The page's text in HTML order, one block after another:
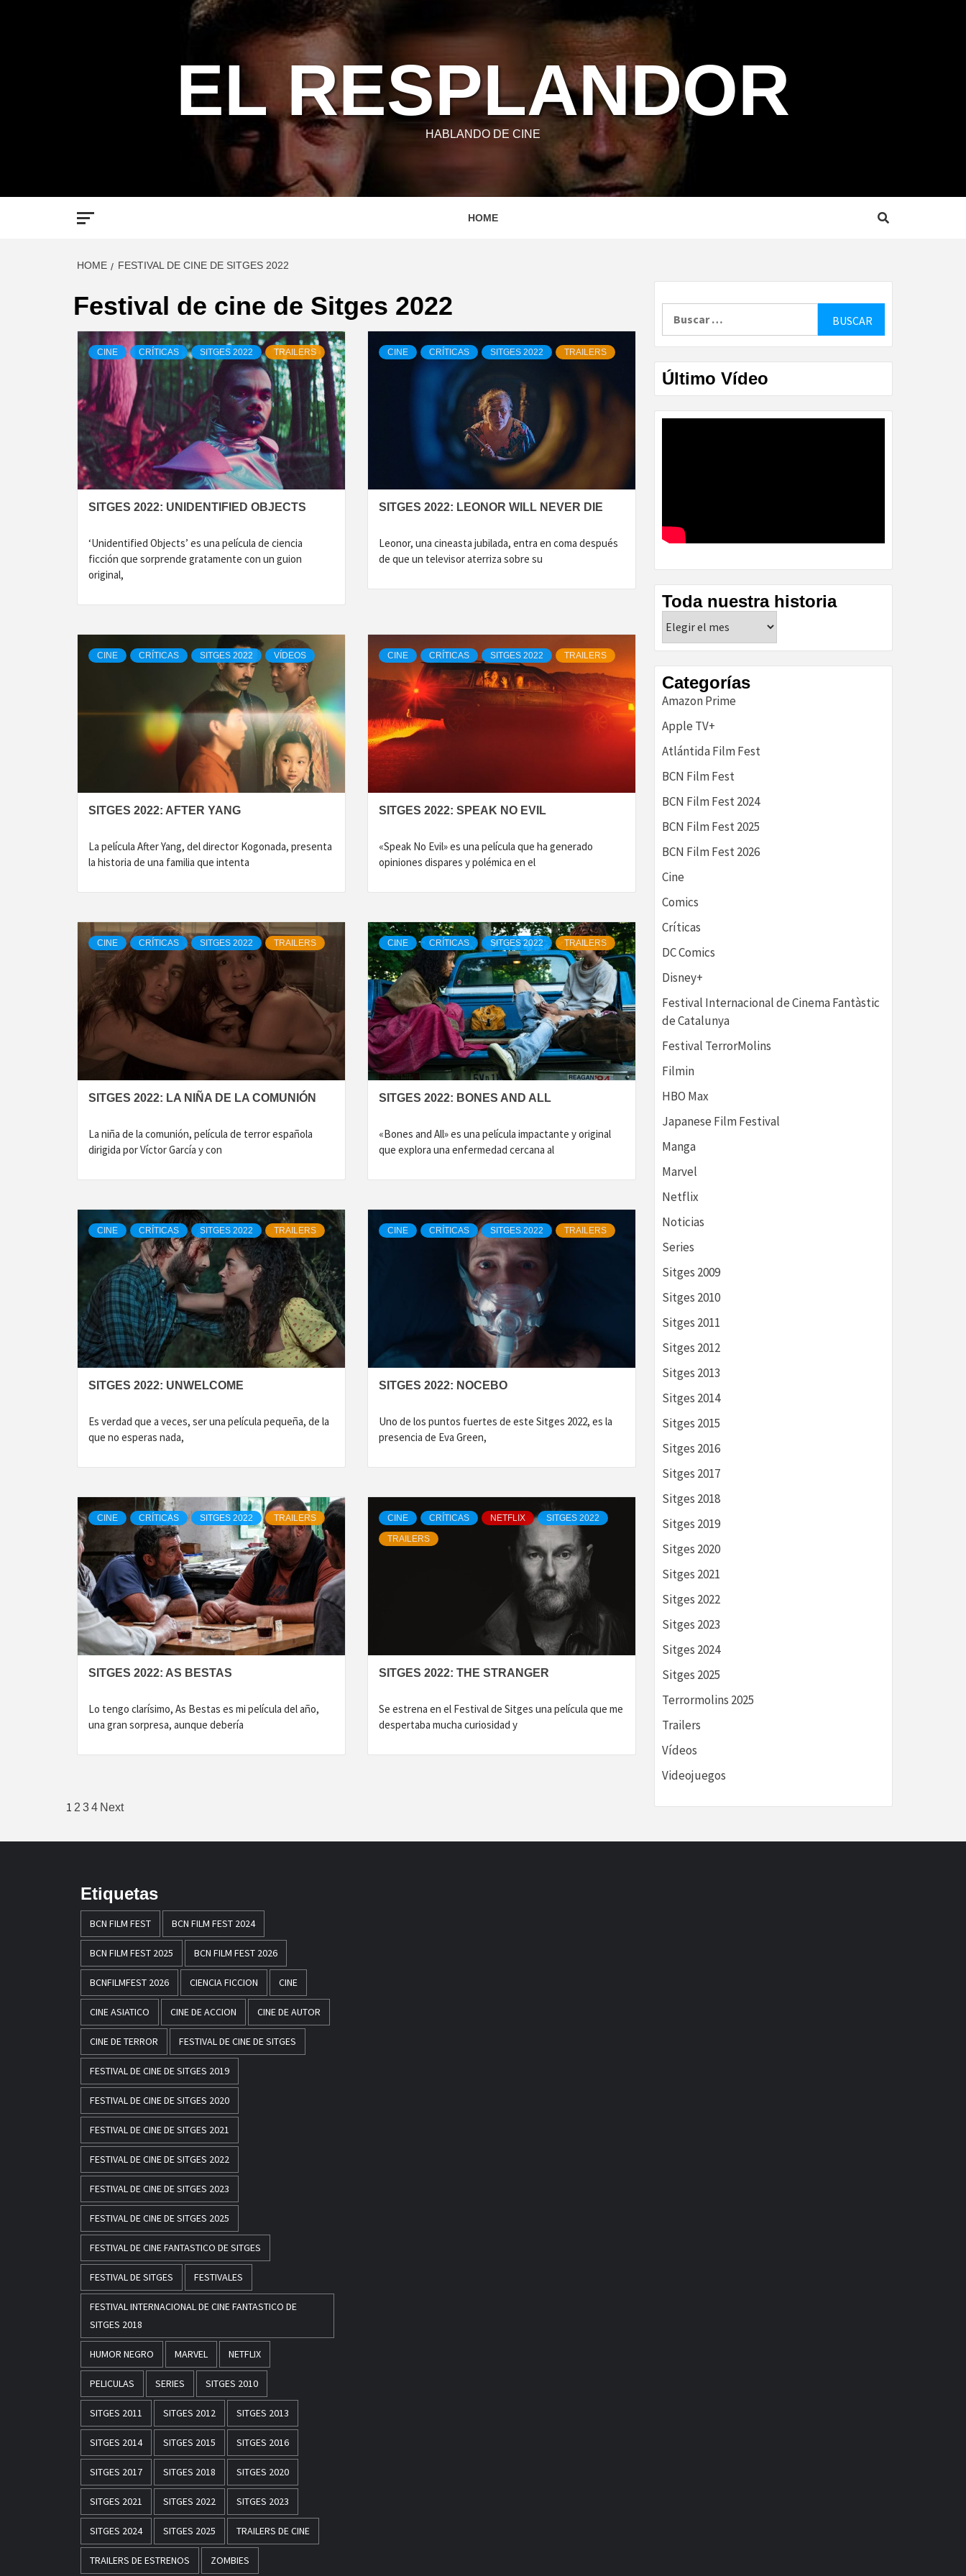
EL RESPLANDOR
HABLANDO DE CINE
HOME
HOME FESTIVAL DE CINE DE SITGES 2022
Festival de cine de Sitges 2022
CINE CRÍTICAS SITGES 2022 TRAILERS
SITGES 2022: UNIDENTIFIED OBJECTS
‘Unidentified Objects’ es una película de ciencia
ficción que sorprende gratamente con un guion
original,
CINE CRÍTICAS SITGES 2022 TRAILERS
SITGES 2022: LEONOR WILL NEVER DIE
Leonor, una cineasta jubilada, entra en coma después
de que un televisor aterriza sobre su
CINE CRÍTICAS SITGES 2022 VÍDEOS
SITGES 2022: AFTER YANG
La película After Yang, del director Kogonada, presenta
la historia de una familia que intenta
CINE CRÍTICAS SITGES 2022 TRAILERS
SITGES 2022: SPEAK NO EVIL
«Speak No Evil» es una película que ha generado
opiniones dispares y polémica en el
CINE CRÍTICAS SITGES 2022 TRAILERS
SITGES 2022: LA NIÑA DE LA COMUNIÓN
La niña de la comunión, película de terror española
dirigida por Víctor García y con
CINE CRÍTICAS SITGES 2022 TRAILERS
SITGES 2022: BONES AND ALL
«Bones and All» es una película impactante y original
que explora una enfermedad cercana al
CINE CRÍTICAS SITGES 2022 TRAILERS
SITGES 2022: UNWELCOME
Es verdad que a veces, ser una película pequeña, de la
que no esperas nada,
CINE CRÍTICAS SITGES 2022 TRAILERS
SITGES 2022: NOCEBO
Uno de los puntos fuertes de este Sitges 2022, es la
presencia de Eva Green,
CINE CRÍTICAS SITGES 2022 TRAILERS
SITGES 2022: AS BESTAS
Lo tengo clarísimo, As Bestas es mi película del año,
una gran sorpresa, aunque debería
CINE CRÍTICAS NETFLIX SITGES 2022
TRAILERS
SITGES 2022: THE STRANGER
Se estrena en el Festival de Sitges una película que me
despertaba mucha curiosidad y
Paginación
1 2 34 Next
Último Vídeo
Toda nuestra historia
nuestra
historia
Categorías
Amazon Prime
Apple TV+
Atlántida Film Fest
BCN Film Fest
BCN Film Fest 2024
BCN Film Fest 2025
BCN Film Fest 2026
Cine
Comics
Críticas
DC Comics
Disney+
Festival Internacional de Cinema Fantàstic
de Catalunya
Festival TerrorMolins
Filmin
HBO Max
Japanese Film Festival
Manga
Marvel
Netflix
Noticias
Series
Sitges 2009
Sitges 2010
Sitges 2011
Sitges 2012
Sitges 2013
Sitges 2014
Sitges 2015
Sitges 2016
Sitges 2017
Sitges 2018
Sitges 2019
Sitges 2020
Sitges 2021
Sitges 2022
Sitges 2023
Sitges 2024
Sitges 2025
Terrormolins 2025
Trailers
Vídeos
Videojuegos
Etiquetas
BCN FILM FEST BCN FILM FEST 2024
BCN FILM FEST 2025 BCN FILM FEST 2026
BCNFILMFEST 2026 CIENCIA FICCION CINE
CINE ASIATICO CINE DE ACCION CINE DE AUTOR
CINE DE TERROR FESTIVAL DE CINE DE SITGES
FESTIVAL DE CINE DE SITGES 2019
FESTIVAL DE CINE DE SITGES 2020
FESTIVAL DE CINE DE SITGES 2021
FESTIVAL DE CINE DE SITGES 2022
FESTIVAL DE CINE DE SITGES 2023
FESTIVAL DE CINE DE SITGES 2025
FESTIVAL DE CINE FANTASTICO DE SITGES
FESTIVAL DE SITGES FESTIVALES
FESTIVAL INTERNACIONAL DE CINE FANTASTICO DE
SITGES 2018
HUMOR NEGRO MARVEL NETFLIX
PELICULAS SERIES SITGES 2010
SITGES 2011 SITGES 2012 SITGES 2013
SITGES 2014 SITGES 2015 SITGES 2016
SITGES 2017 SITGES 2018 SITGES 2020
SITGES 2021 SITGES 2022 SITGES 2023
SITGES 2024 SITGES 2025 TRAILERS DE CINE
TRAILERS DE ESTRENOS ZOMBIES